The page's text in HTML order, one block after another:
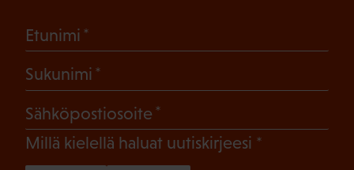
Etunimi
Sukunimi
Sähköpostiosoite
Millä kielellä haluat uutiskirjeesi (Pakollinen)